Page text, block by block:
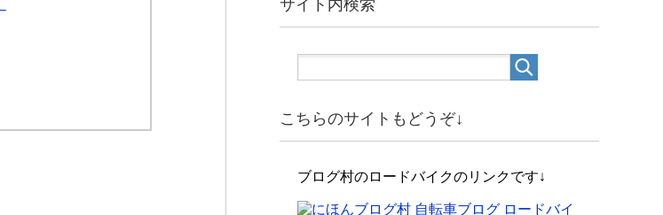
サイト内検索
こちらのサイトもどうぞ↓
ブログ村のロードバイクのリンクです↓